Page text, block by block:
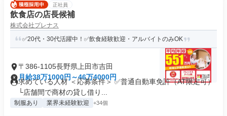
正社員
飲食店の店長候補
株式会社プレナス
✅20代・30代活躍中！✅飲食経験歓迎・アルバイトのみOK
〒386-1105長野県上田市吉田
月給38万1000円～46万4000円
求めている人材 ＜応募条件＞ ✅普通自動車免許（AT限定可）
└店舗間で商材の貸し借り...
制服あり 業界未経験歓迎 +34個